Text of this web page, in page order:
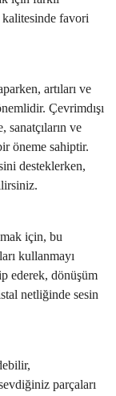
kalitesinde favori
artıları ve
Çevrimdışı
sanatçıların ve
öneme sahiptir.
desteklerken,
için, bu
kullanmayı
ederek, dönüşüm
netliğinde sesin
parçaları